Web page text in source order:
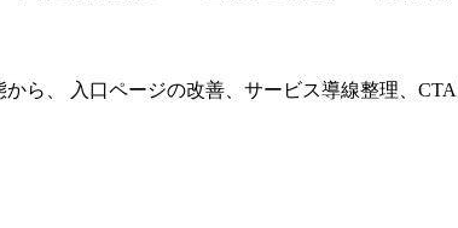
ら、 入口ページの改善、サービス導線整理、